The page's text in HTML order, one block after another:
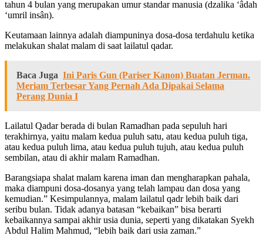
tahun 4 bulan yang merupakan umur standar manusia (dzalika ‘âdah
‘umril insân).
Keutamaan lainnya adalah diampuninya dosa-dosa terdahulu ketika
melakukan shalat malam di saat lailatul qadar.
Baca Juga Ini Paris Gun (Pariser Kanon) Buatan Jerman.
Meriam Terbesar Yang Pernah Ada Dipakai Selama
Perang Dunia I
Lailatul Qadar berada di bulan Ramadhan pada sepuluh hari
terakhirnya, yaitu malam kedua puluh satu, atau kedua puluh tiga,
atau kedua puluh lima, atau kedua puluh tujuh, atau kedua puluh
sembilan, atau di akhir malam Ramadhan.
Barangsiapa shalat malam karena iman dan mengharapkan pahala,
maka diampuni dosa-dosanya yang telah lampau dan dosa yang
kemudian.” Kesimpulannya, malam lailatul qadr lebih baik dari
seribu bulan. Tidak adanya batasan “kebaikan” bisa berarti
kebaikannya sampai akhir usia dunia, seperti yang dikatakan Syekh
Abdul Halim Mahmud, “lebih baik dari usia zaman.”